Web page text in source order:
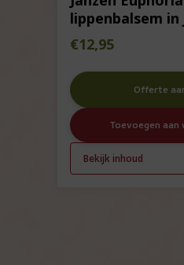
lippenbalsem
€12,95
Offerte
Toevoegen aan
Bekijk inhoud